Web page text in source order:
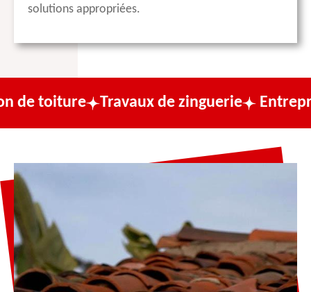
solutions appropriées.
Travaux de zinguerie Entreprise de